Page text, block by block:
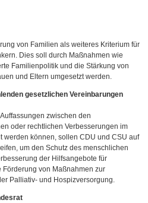
von Familien als weiteres Kriterium für
Dies soll durch Maßnahmen wie
Familienpolitik und die Stärkung von
und Eltern umgesetzt werden.
gesetzlichen Vereinbarungen
zwischen den
oder rechtlichen Verbesserungen im
werden können, sollen CDU und CSU auf
um den Schutz des menschlichen
der Hilfsangebote für
von Maßnahmen zur
Palliativ- und Hospizversorgung.